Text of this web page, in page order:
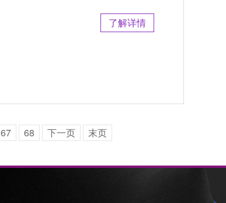
了解详情
67 68 下一页 末页